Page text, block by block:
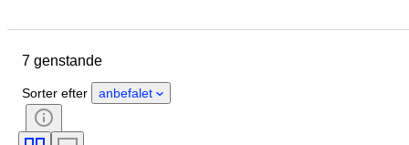
Tilstand
Urremmens længde
Urremmens materiale
Urkassens diameter
7 genstande
Sorter efter anbefalet